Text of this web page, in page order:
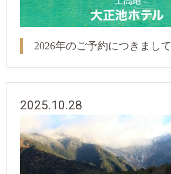
2026年のご予約につきまして
2025.10.28